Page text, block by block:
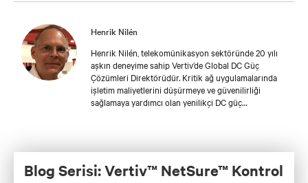
Henrik Nilén
Henrik Nilén, telekomünikasyon sektöründe 20 yılı
aşkın deneyime sahip Vertiv’de Global DC Güç
Çözümleri Direktörüdür. Kritik ağ uygulamalarında
işletim maliyetlerini düşürmeye ve güvenilirliği
sağlamaya yardımcı olan yenilikçi DC güç
kullanılabilirliği ve enerji verimliliği için güç dağıtımını
izlemeye yönelik bir yazılım ve donanım çözümü olan
Akıllı Yük Yönetimi için bir patente sahiptir.
Blog Serisi: Vertiv™ NetSure™ Kontrol